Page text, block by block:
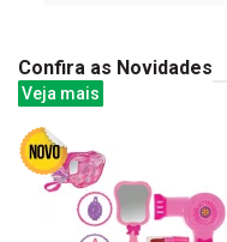
Confira as Novidades
Veja mais